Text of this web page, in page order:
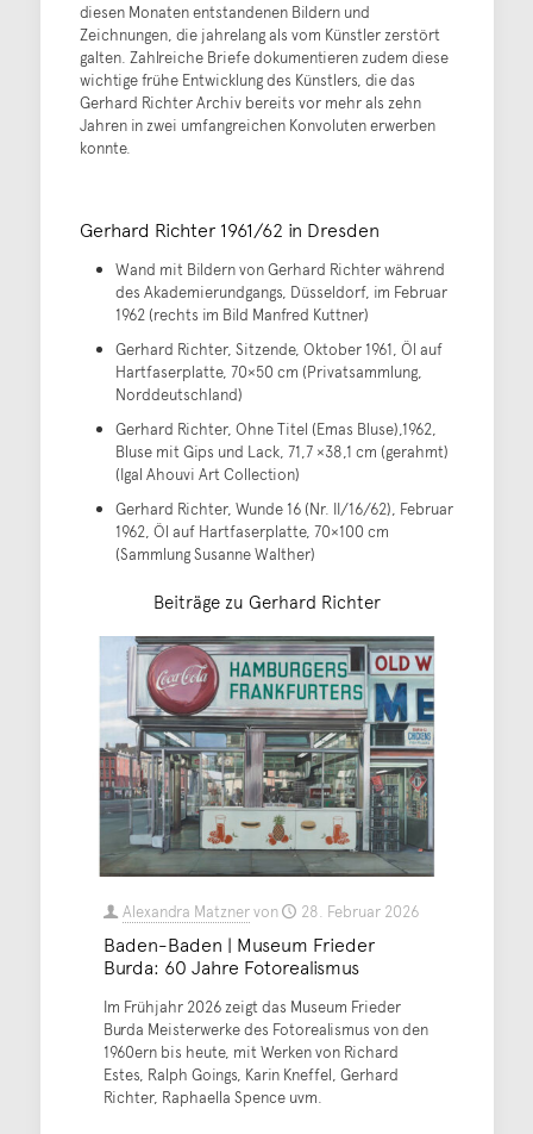
diesen Monaten entstandenen Bildern und
Zeichnungen, die jahrelang als vom Künstler zerstört
galten. Zahlreiche Briefe dokumentieren zudem diese
wichtige frühe Entwicklung des Künstlers, die das
Gerhard Richter Archiv bereits vor mehr als zehn
Jahren in zwei umfangreichen Konvoluten erwerben
konnte.
Gerhard Richter 1961/62 in Dresden
Wand mit Bildern von Gerhard Richter während
des Akademierundgangs, Düsseldorf, im Februar
1962 (rechts im Bild Manfred Kuttner)
Gerhard Richter, Sitzende, Oktober 1961, Öl auf
Hartfaserplatte, 70×50 cm (Privatsammlung,
Norddeutschland)
Gerhard Richter, Ohne Titel (Emas Bluse),1962,
Bluse mit Gips und Lack, 71,7 ×38,1 cm (gerahmt)
(Igal Ahouvi Art Collection)
Gerhard Richter, Wunde 16 (Nr. II/16/62), Februar
1962, Öl auf Hartfaserplatte, 70×100 cm
(Sammlung Susanne Walther)
Beiträge zu Gerhard Richter
Alexandra Matznervon 28. Februar 2026
Baden-Baden | Museum Frieder
Burda: 60 Jahre Fotorealismus
Im Frühjahr 2026 zeigt das Museum Frieder
Burda Meisterwerke des Fotorealismus von den
1960ern bis heute, mit Werken von Richard
Estes, Ralph Goings, Karin Kneffel, Gerhard
Richter, Raphaella Spence uvm.